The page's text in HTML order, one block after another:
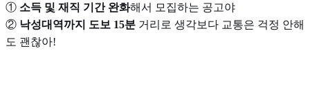
① 소득 및 재직 기간 완화해서 모집하는 공고야
② 낙성대역까지 도보 15분 거리로 생각보다 교통은 걱정 안해
도 괜찮아!